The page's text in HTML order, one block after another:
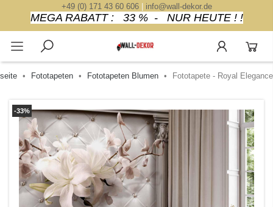
+49 (0) 171 43 60 606| info@wall-dekor.de
MEGA RABATT : 33 % - NUR HEUTE ! !
Fototapeten Fototapeten Blumen Fototapete - Royal Elegance
-33%